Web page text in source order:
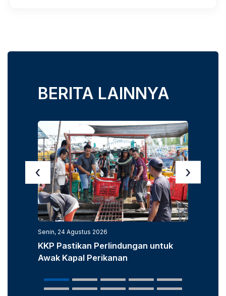
BERITA LAINNYA
Senin, 24 Agustus 2026
KKP Pastikan Perlindungan untuk
Awak Kapal Perikanan
‹ ›